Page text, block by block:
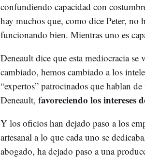
confundiendo capacidad con
hay muchos que, como dice Peter, no
funcionando bien. Mientras uno es
Deneault dice que esta mediocracia
cambiado, hemos cambiado a los
“expertos” patrocinados que hablan
Deneault, favoreciendo los intereses
Y los oficios han dejado paso a los
artesanal a lo que cada uno se
abogado, ha dejado paso a una